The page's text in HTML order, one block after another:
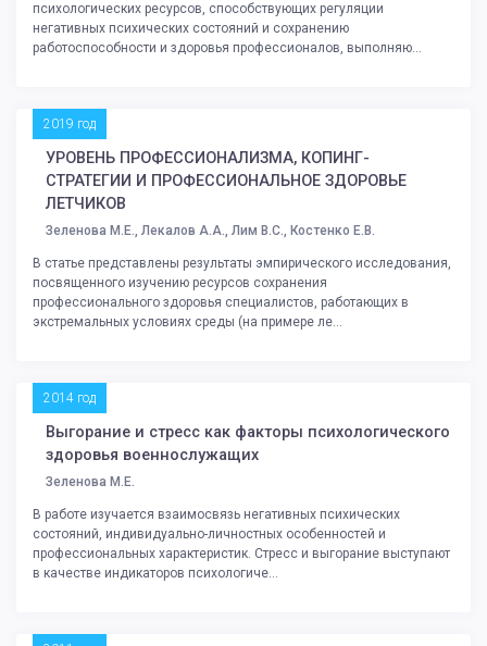
психологических ресурсов, способствующих регуляции
негативных психических состояний и сохранению
работоспособности и здоровья профессионалов, выполняю...
2019 год
УРОВЕНЬ ПРОФЕССИОНАЛИЗМА, КОПИНГ-
СТРАТЕГИИ И ПРОФЕССИОНАЛЬНОЕ ЗДОРОВЬЕ
ЛЕТЧИКОВ
Зеленова М.Е., Лекалов А.А., Лим В.С., Костенко Е.В.
В статье представлены результаты эмпирического исследования,
посвященного изучению ресурсов сохранения
профессионального здоровья специалистов, работающих в
экстремальных условиях среды (на примере ле...
2014 год
Выгорание и стресс как факторы психологического
здоровья военнослужащих
Зеленова М.Е.
В работе изучается взаимосвязь негативных психических
состояний, индивидуально-личностных особенностей и
профессиональных характеристик. Стресс и выгорание выступают
в качестве индикаторов психологиче...